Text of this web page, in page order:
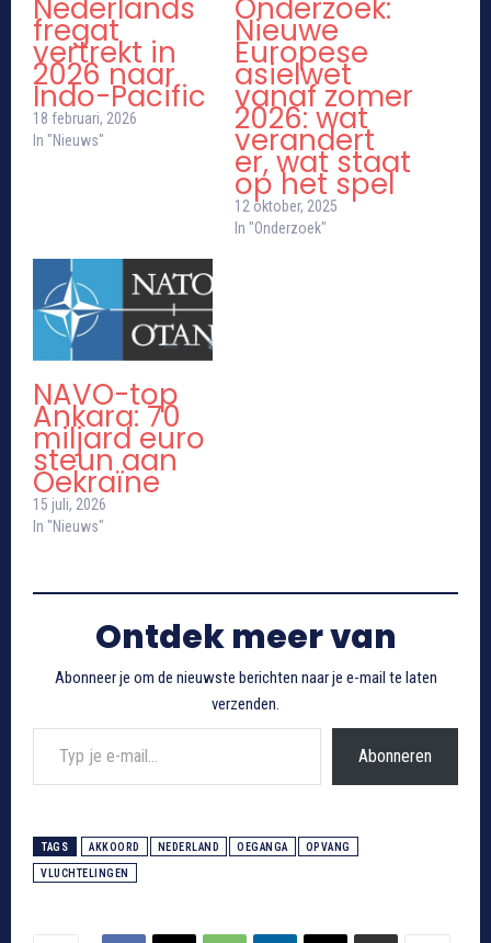
Nederlands
fregat
vertrekt in
2026 naar
Indo-Pacific
18 februari, 2026
In "Nieuws"
Onderzoek:
Nieuwe
Europese
asielwet
vanaf zomer
2026: wat
verandert
er, wat staat
op het spel
12 oktober, 2025
In "Onderzoek"
NAVO-top
Ankara: 70
miljard euro
steun aan
Oekraïne
15 juli, 2026
In "Nieuws"
Ontdek meer van
Abonneer je om de nieuwste berichten naar je e-mail te laten
verzenden.
Typ je e-mail...
Abonneren
TAGS AKKOORD NEDERLAND OEGANGA OPVANG
VLUCHTELINGEN